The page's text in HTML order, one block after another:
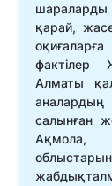
шараларды
қарай,
Алматы
салынған